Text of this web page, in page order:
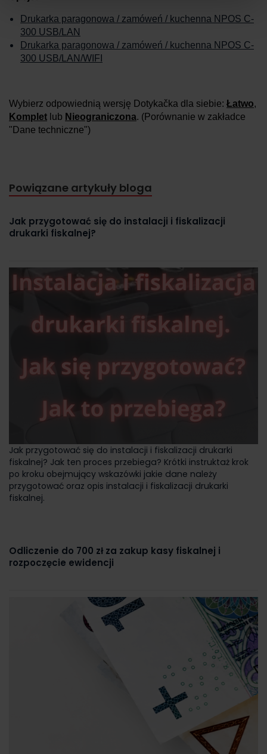
Drukarka paragonowa / zamóweń / kuchenna NPOS C-
300 USB/LAN
Drukarka paragonowa / zamóweń / kuchenna NPOS C-
300 USB/LAN/WIFI
Wybierz odpowiednią wersję Dotykačka dla siebie: Łatwo,
Komplet lub Nieograniczona. (Porównanie w zakładce
"Dane techniczne")
Powiązane artykuły bloga
Jak przygotować się do instalacji i fiskalizacji
drukarki fiskalnej?
Jak przygotować się do instalacji i fiskalizacji drukarki
fiskalnej? Jak ten proces przebiega? Krótki instruktaż krok
po kroku obejmujący wskazówki jakie dane należy
przygotować oraz opis instalacji i fiskalizacji drukarki
fiskalnej.
Odliczenie do 700 zł za zakup kasy fiskalnej i
rozpoczęcie ewidencji